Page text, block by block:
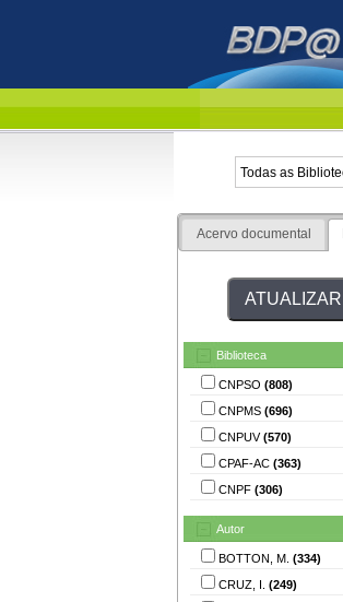
Acervo documental
Biblioteca
CNPSO (808)
CNPMS (696)
CNPUV(570)
CPAF-AC (363)
CNPF (306)
Autor
BOTTON, M. (334)
CRUZ, I. (249)